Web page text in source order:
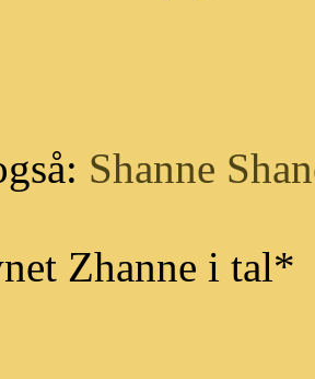
Shanne
Zhanne i tal*